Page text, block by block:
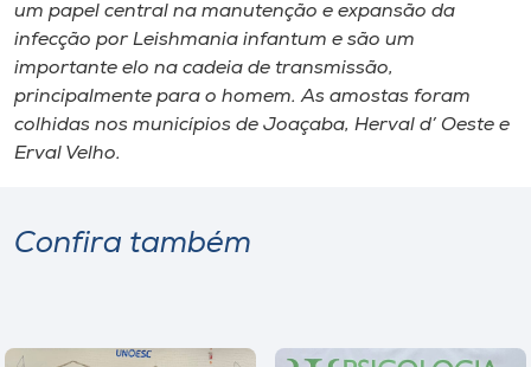
um papel central na manutenção e expansão da
infecção por Leishmania infantum e são um
importante elo na cadeia de transmissão,
principalmente para o homem. As amostas foram
colhidas nos municípios de Joaçaba, Herval d’ Oeste e
Erval Velho.
Confira também